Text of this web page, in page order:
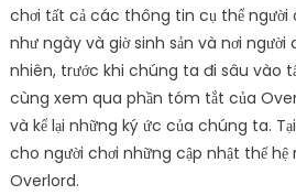
chơi tất cả các thông tin cụ thể người
như ngày và giờ sinh sản và nơi
nhiên, trước khi chúng ta đi sâu vào
cùng xem qua phần tóm tắt của
và kể lại những ký ức của chúng ta.
cho người chơi những cập nhật thế hệ
Overlord.